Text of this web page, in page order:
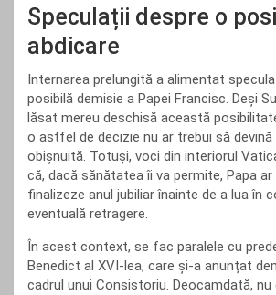
Speculații despre o
abdicare
Internarea prelungită a alimentat
posibilă demisie a Papei Francisc. Deși
lăsat mereu deschisă această
o astfel de decizie nu ar trebui să
obișnuită. Totuși, voci din interiorul
că, dacă sănătatea îi va permite, Papa
finalizeze anul jubiliar înainte de a lua în
eventuală retragere.
În acest context, se fac paralele cu
Benedict al XVI-lea, care și-a anunțat
cadrul unui Consistoriu. Deocamdată,